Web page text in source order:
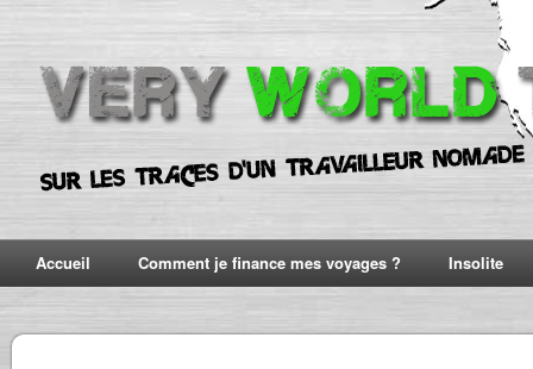
Accueil Comment je finance mes voyages ? Insolite